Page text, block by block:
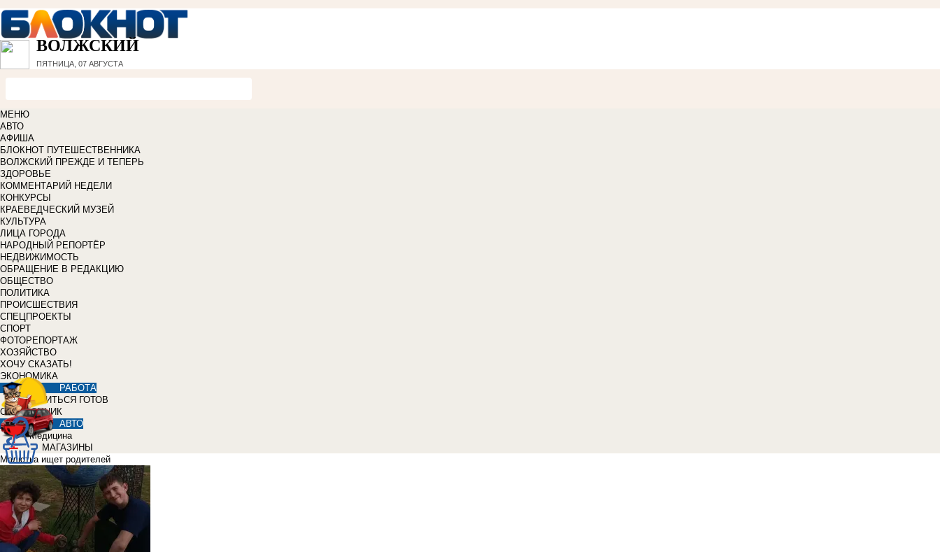
ВОЛЖСКИЙ
ПЯТНИЦА, 07 АВГУСТА
МЕНЮ
АВТО
АФИША
БЛОКНОТ ПУТЕШЕСТВЕННИКА
ВОЛЖСКИЙ ПРЕЖДЕ И ТЕПЕРЬ
ЗДОРОВЬЕ
КОММЕНТАРИЙ НЕДЕЛИ
КОНКУРСЫ
КРАЕВЕДЧЕСКИЙ МУЗЕЙ
КУЛЬТУРА
ЛИЦА ГОРОДА
НАРОДНЫЙ РЕПОРТЁР
НЕДВИЖИМОСТЬ
ОБРАЩЕНИЕ В РЕДАКЦИЮ
ОБЩЕСТВО
ПОЛИТИКА
ПРОИСШЕСТВИЯ
СПЕЦПРОЕКТЫ
СПОРТ
ФОТОРЕПОРТАЖ
ХОЗЯЙСТВО
ХОЧУ СКАЗАТЬ!
ЭКОНОМИКА
РАБОТА
УЧИТЬСЯ ГОТОВ
СПРАВОЧНИК
АВТО
Медицина
МАГАЗИНЫ
Малютка ищет родителей